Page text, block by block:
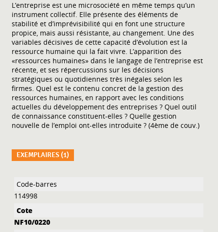
L’entreprise est une microsociété en même temps qu’un
instrument collectif. Elle présente des éléments de
stabilité et d’imprévisibilité qui en font une structure
propice, mais aussi résistante, au changement. Une des
variables décisives de cette capacité d’évolution est la
ressource humaine qui la fait vivre. L’apparition des
«ressources humaines» dans le langage de l’entreprise est
récente, et ses répercussions sur les décisions
stratégiques ou quotidiennes très inégales selon les
firmes. Quel est le contenu concret de la gestion des
ressources humaines, en rapport avec les conditions
actuelles du développement des entreprises ? Quel outil
de connaissance constituent-elles ? Quelle gestion
nouvelle de l’emploi ont-elles introduite ? (4ème de couv.)
EXEMPLAIRES (1)
Liste des exemplaires
114998
NF10/0220